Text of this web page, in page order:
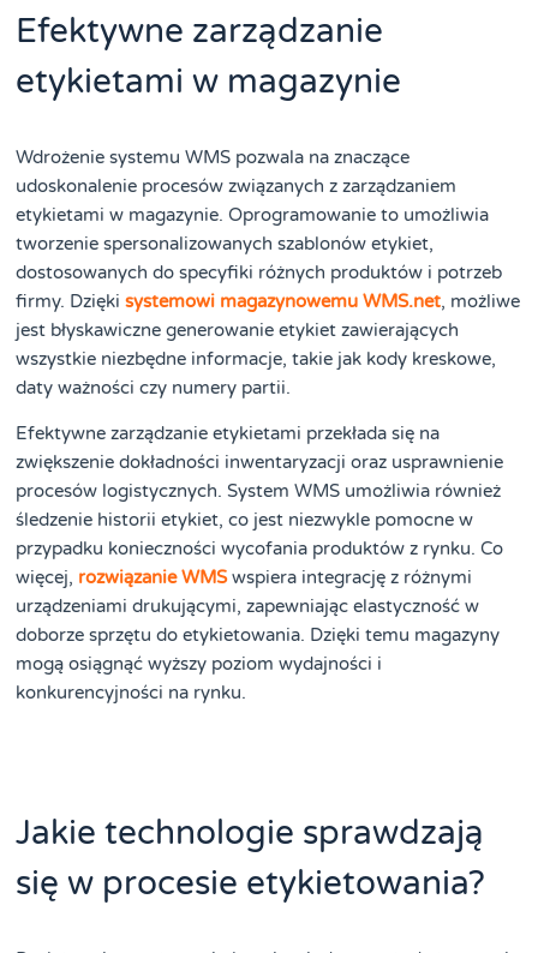
Efektywne zarządzanie
etykietami w magazynie
Wdrożenie systemu WMS pozwala na znaczące
udoskonalenie procesów związanych z zarządzaniem
etykietami w magazynie. Oprogramowanie to umożliwia
tworzenie spersonalizowanych szablonów etykiet,
dostosowanych do specyfiki różnych produktów i potrzeb
firmy. Dziękisystemowi magazynowemu WMS.net, możliwe
jest błyskawiczne generowanie etykiet zawierających
wszystkie niezbędne informacje, takie jak kody kreskowe,
daty ważności czy numery partii.
Efektywne zarządzanie etykietami przekłada się na
zwiększenie dokładności inwentaryzacji oraz usprawnienie
procesów logistycznych. System WMS umożliwia również
śledzenie historii etykiet, co jest niezwykle pomocne w
przypadku konieczności wycofania produktów z rynku. Co
więcej, rozwiązanie WMSwspiera integrację z różnymi
urządzeniami drukującymi, zapewniając elastyczność w
doborze sprzętu do etykietowania. Dzięki temu magazyny
mogą osiągnąć wyższy poziom wydajności i
konkurencyjności na rynku.
Jakie technologie sprawdzają
się w procesie etykietowania?